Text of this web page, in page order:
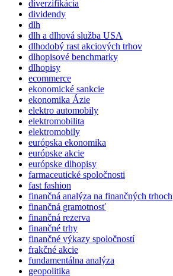
diverzifikácia
dividendy
dlh
dlh a dlhová služba USA
dlhodobý rast akciových trhov
dlhopisové benchmarky
dlhopisy
ecommerce
ekonomické sankcie
ekonomika Ázie
elektro automobily
elektromobilita
elektromobily
európska ekonomika
európske akcie
európske dlhopisy
farmaceutické spoločnosti
fast fashion
finančná analýza na finančných trhoch
finančná gramotnosť
finančná rezerva
finančné trhy
finančné výkazy spoločností
frakčné akcie
fundamentálna analýza
geopolitika